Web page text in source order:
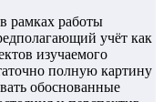
рамках работы
учёт как
изучаемого
полную картину
обоснованные